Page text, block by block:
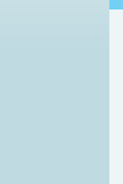
под давлением, а мир